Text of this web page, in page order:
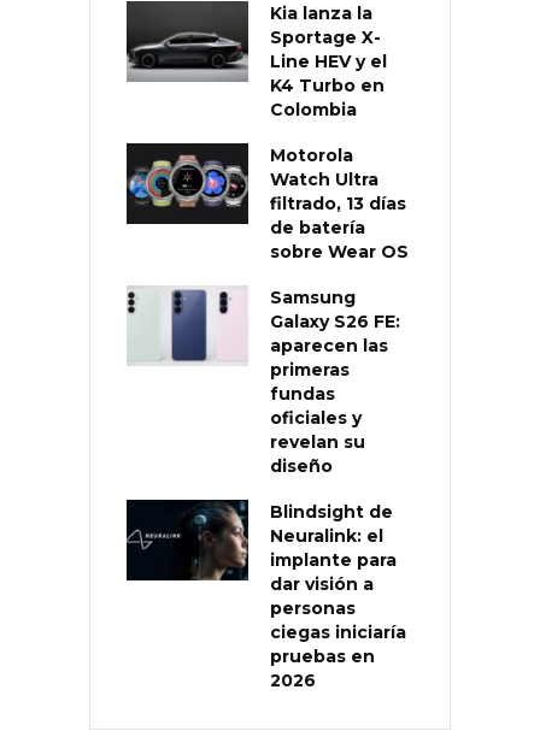
Kia lanza la
Sportage X-
Line HEV y el
K4 Turbo en
Colombia
Motorola
Watch Ultra
filtrado, 13 días
de batería
sobre Wear OS
Samsung
Galaxy S26 FE:
aparecen las
primeras
fundas
oficiales y
revelan su
diseño
Blindsight de
Neuralink: el
implante para
dar visión a
personas
ciegas iniciaría
pruebas en
2026